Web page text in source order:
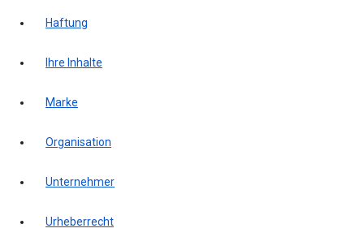
Haftung
Ihre Inhalte
Marke
Organisation
Unternehmer
Urheberrecht